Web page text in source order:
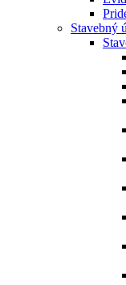
Stavebný